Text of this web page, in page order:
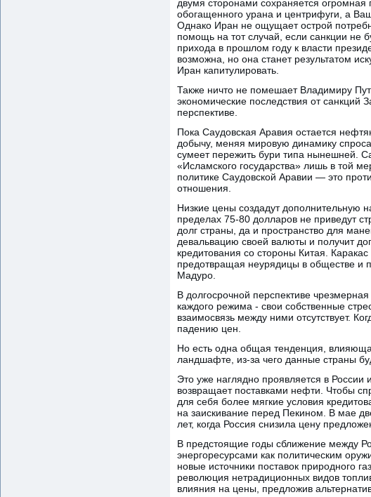
двумя сторонами сохраняется
обогащенного урана и центрифуги, а
Однако Иран не ощущает острой
помощь на тот случай, если санкции не
прихода в прошлом году к власти
возможна, но она станет результатом
Иран капитулировать.
Также ничто не помешает Владимиру
экономические последствия от
перспективе.
Пока Саудовская Аравия остается
добычу, меняя мировую динамику
сумеет пережить бури типа нынешней.
«Исламского государства» лишь в той
политике Саудовской Аравии — это
отношения.
Низкие цены создадут дополнительную
пределах 75-80 долларов не приведут
долг страны, да и пространство для
девальвацию своей валюты и получит
кредитования со стороны Китая.
предотвращая неурядицы в обществе и
Мадуро.
В долгосрочной перспективе
каждого режима - свои собственные
взаимосвязь между ними отсутствует.
падению цен.
Но есть одна общая тенденция,
ландшафте, из-за чего данные страны
Это уже наглядно проявляется в России
возвращает поставками нефти. Чтобы
для себя более мягкие условия
на заискивание перед Пекином. В мае
лет, когда Россия снизила цену
В предстоящие годы сближение между
энергоресурсами как политическим
новые источники поставок природного
революция нетрадиционных видов
влияния на цены, предложив